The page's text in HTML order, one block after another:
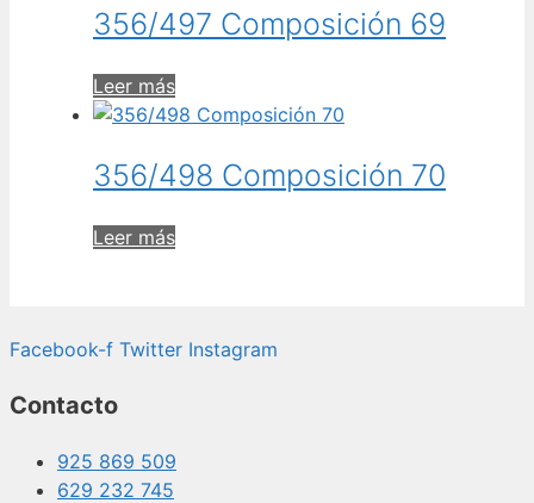
356/497 Composición 69
Leer más
356/498 Composición 70
Leer más
Facebook-f Twitter Instagram
Contacto
925 869 509
629 232 745